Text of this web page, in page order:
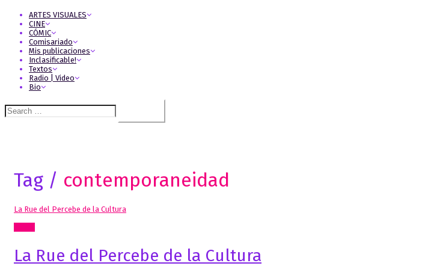
ARTES VISUALES
CINE
CÓMIC
Comisariado
Mis publicaciones
Inclasificable!
Textos
Radio | Video
Bio
Search
for:
Tag / contemporaneidad
La Rue del Percebe de la Cultura
La Rue del Percebe de la Cultura